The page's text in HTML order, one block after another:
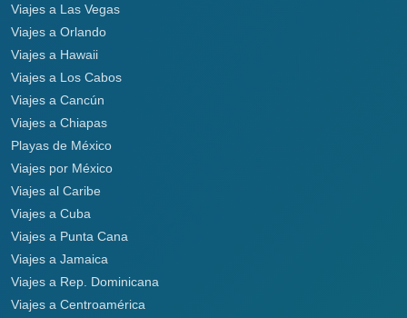
Viajes a Las Vegas
Viajes a Orlando
Viajes a Hawaii
Viajes a Los Cabos
Viajes a Cancún
Viajes a Chiapas
Playas de México
Viajes por México
Viajes al Caribe
Viajes a Cuba
Viajes a Punta Cana
Viajes a Jamaica
Viajes a Rep. Dominicana
Viajes a Centroamérica